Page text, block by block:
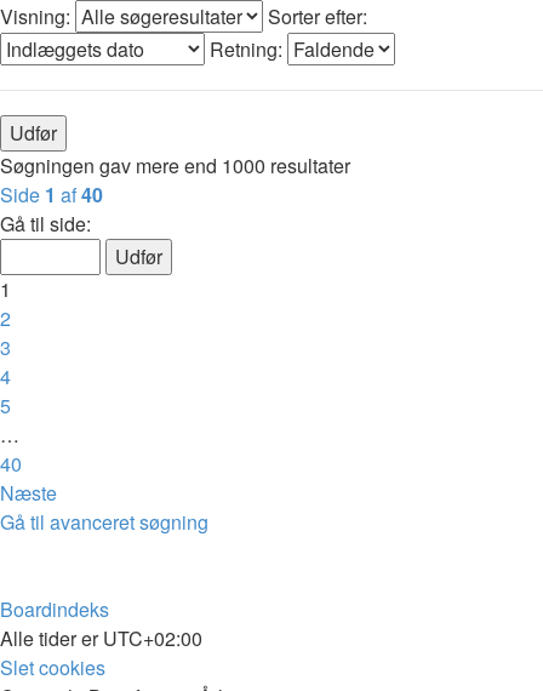
Visning:
Sorter efter:
Retning:
Søgningen gav mere end 1000 resultater
Side 1 af40
Gå til side:
1
2
3
4
5
…
40
Næste
Gå til avanceret søgning
Boardindeks
Alle tider erUTC+02:00
Slet cookies